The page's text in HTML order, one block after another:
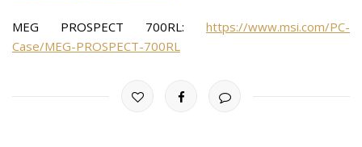
MEG PROSPECT 700RL: https://www.msi.com/PC-
Case/MEG-PROSPECT-700RL